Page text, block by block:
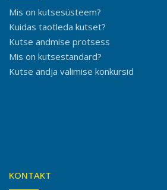
Mis on kutsesüsteem?
Kuidas taotleda kutset?
Kutse andmise protsess
Mis on kutsestandard?
Kutse andja valimise konkursid
KONTAKT